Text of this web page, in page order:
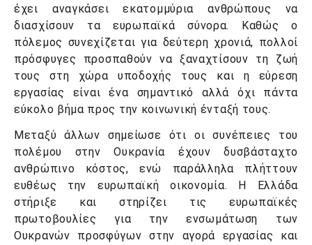
έχει αναγκάσει εκατομμύρια ανθρώπους να
διασχίσουν τα ευρωπαϊκά σύνορα. Καθώς ο
πόλεμος συνεχίζεται για δεύτερη χρονιά, πολλοί
πρόσφυγες προσπαθούν να ξαναχτίσουν τη ζωή
τους στη χώρα υποδοχής τους και η εύρεση
εργασίας είναι ένα σημαντικό αλλά όχι πάντα
εύκολο βήμα προς την κοινωνική ένταξή τους.
Μεταξύ άλλων σημείωσε ότι οι συνέπειες του
πολέμου στην Ουκρανία έχουν δυσβάσταχτο
ανθρώπινο κόστος, ενώ παράλληλα πλήττουν
ευθέως την ευρωπαϊκή οικονομία. Η Ελλάδα
στήριξε και στηρίζει τις ευρωπαϊκές
πρωτοβουλίες για την ενσωμάτωση των
Ουκρανών προσφύγων στην αγορά εργασίας και